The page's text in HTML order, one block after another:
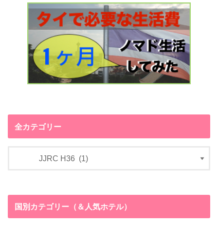
全カテゴリー
国別カテゴリー（＆人気ホテル）